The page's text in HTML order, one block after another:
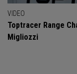
VIDEO
Toptracer Range
Migliozzi